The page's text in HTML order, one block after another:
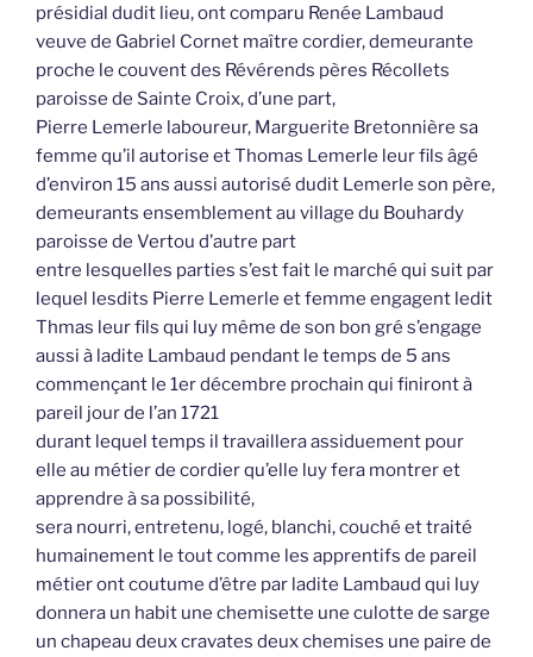
présidial dudit lieu, ont comparu Renée Lambaud
veuve de Gabriel Cornet maître cordier, demeurante
proche le couvent des Révérends pères Récollets
paroisse de Sainte Croix, d’une part,
Pierre Lemerle laboureur, Marguerite Bretonnière sa
femme qu’il autorise et Thomas Lemerle leur fils âgé
d’environ 15 ans aussi autorisé dudit Lemerle son père,
demeurants ensemblement au village du Bouhardy
paroisse de Vertou d’autre part
entre lesquelles parties s’est fait le marché qui suit par
lequel lesdits Pierre Lemerle et femme engagent ledit
Thmas leur fils qui luy même de son bon gré s’engage
aussi à ladite Lambaud pendant le temps de 5 ans
commençant le 1er décembre prochain qui finiront à
pareil jour de l’an 1721
durant lequel temps il travaillera assiduement pour
elle au métier de cordier qu’elle luy fera montrer et
apprendre à sa possibilité,
sera nourri, entretenu, logé, blanchi, couché et traité
humainement le tout comme les apprentifs de pareil
métier ont coutume d’être par ladite Lambaud qui luy
donnera un habit une chemisette une culotte de sarge
un chapeau deux cravates deux chemises une paire de